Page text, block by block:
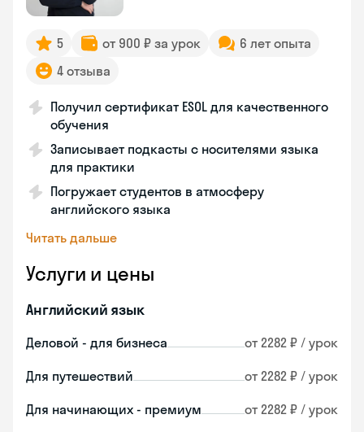
5 от 900 ₽ за урок
6 лет опыта
4 отзыва
Получил сертификат ESOL для качественного
обучения
Записывает подкасты с носителями языка
для практики
Погружает студентов в атмосферу
английского языка
Читать дальше
Услуги и цены
Английский язык
Деловой - для бизнеса от 2282 ₽ / урок
Для путешествий от 2282 ₽ / урок
Для начинающих - премиум от 2282 ₽ / урок